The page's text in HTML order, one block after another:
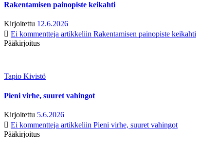
Rakentamisen painopiste keikahti
Kirjoitettu 12.6.2026
Ei kommentteja artikkeliin Rakentamisen painopiste keikahti
Pääkirjoitus
Tapio Kivistö
Pieni virhe, suuret vahingot
Kirjoitettu 5.6.2026
Ei kommentteja artikkeliin Pieni virhe, suuret vahingot
Pääkirjoitus